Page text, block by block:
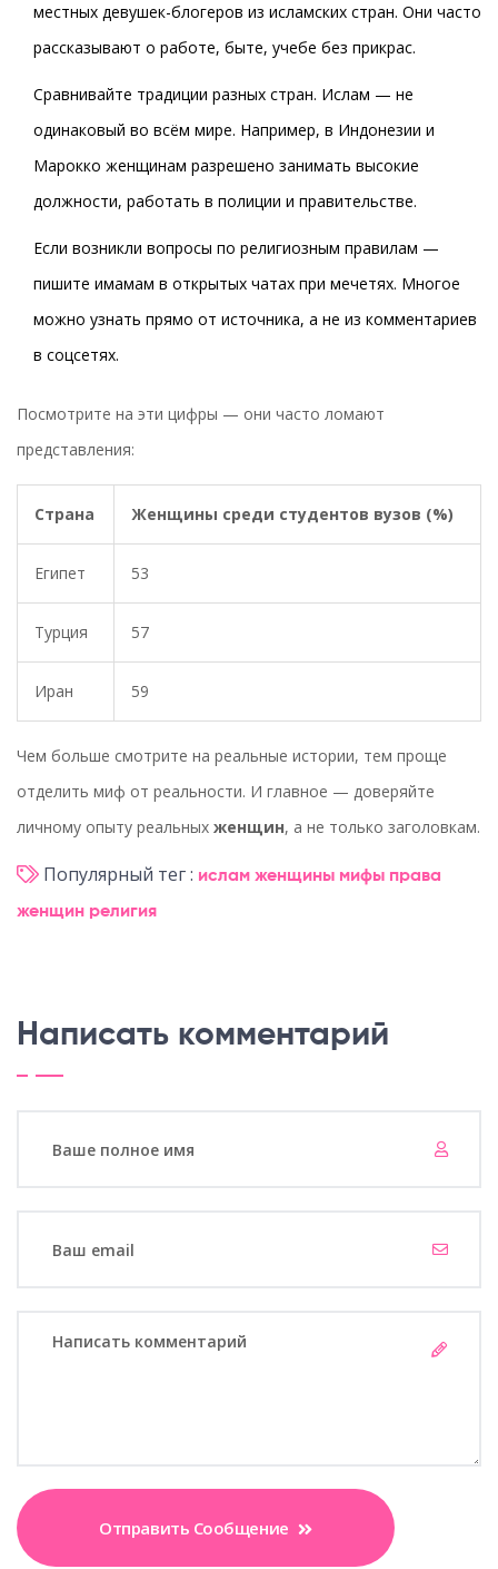
местных девушек-блогеров из исламских стран. Они часто
рассказывают о работе, быте, учебе без прикрас.
Сравнивайте традиции разных стран. Ислам — не
одинаковый во всём мире. Например, в Индонезии и
Марокко женщинам разрешено занимать высокие
должности, работать в полиции и правительстве.
Если возникли вопросы по религиозным правилам —
пишите имамам в открытых чатах при мечетях. Многое
можно узнать прямо от источника, а не из комментариев
в соцсетях.
Посмотрите на эти цифры — они часто ломают
представления:
Страна Женщины среди студентов вузов (%)
Египет 53
Турция 57
Иран 59
Чем больше смотрите на реальные истории, тем проще
отделить миф от реальности. И главное — доверяйте
личному опыту реальных женщин, а не только заголовкам.
Популярный тег : ислам женщины мифы права
женщин религия
Написать комментарий
Отправить Сообщение